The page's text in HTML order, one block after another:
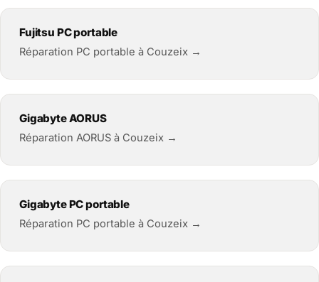
Fujitsu PC portable
Réparation PC portable à Couzeix →
Gigabyte AORUS
Réparation AORUS à Couzeix →
Gigabyte PC portable
Réparation PC portable à Couzeix →